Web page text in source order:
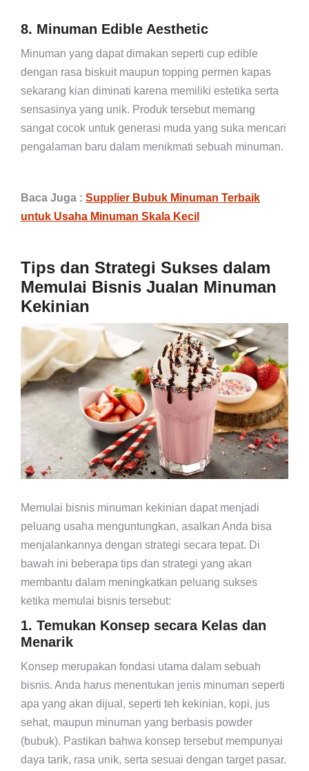
8. Minuman Edible Aesthetic
Minuman yang dapat dimakan seperti cup edible
dengan rasa biskuit maupun topping permen kapas
sekarang kian diminati karena memiliki estetika serta
sensasinya yang unik. Produk tersebut memang
sangat cocok untuk generasi muda yang suka mencari
pengalaman baru dalam menikmati sebuah minuman.
Baca Juga : Supplier Bubuk Minuman Terbaik
untuk Usaha Minuman Skala Kecil
Tips dan Strategi Sukses dalam
Memulai Bisnis Jualan Minuman
Kekinian
Memulai bisnis minuman kekinian dapat menjadi
peluang usaha menguntungkan, asalkan Anda bisa
menjalankannya dengan strategi secara tepat. Di
bawah ini beberapa tips dan strategi yang akan
membantu dalam meningkatkan peluang sukses
ketika memulai bisnis tersebut:
1. Temukan Konsep secara Kelas dan
Menarik
Konsep merupakan fondasi utama dalam sebuah
bisnis. Anda harus menentukan jenis minuman seperti
apa yang akan dijual, seperti teh kekinian, kopi, jus
sehat, maupun minuman yang berbasis powder
(bubuk). Pastikan bahwa konsep tersebut mempunyai
daya tarik, rasa unik, serta sesuai dengan target pasar.